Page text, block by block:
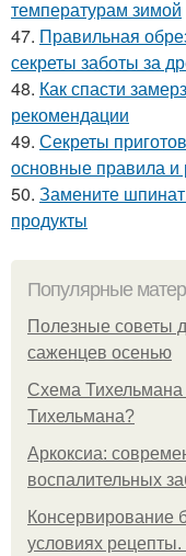
температурам зимой
47. Правильная
секреты заботы за
48. Как спасти
рекомендации
49. Секреты
основные правила и
50. Замените
продукты
Популярные
Полезные советы
саженцев осенью
Схема Тихельмана
Тихельмана?
Аркоксиа:
воспалительных
Консервирование
условиях